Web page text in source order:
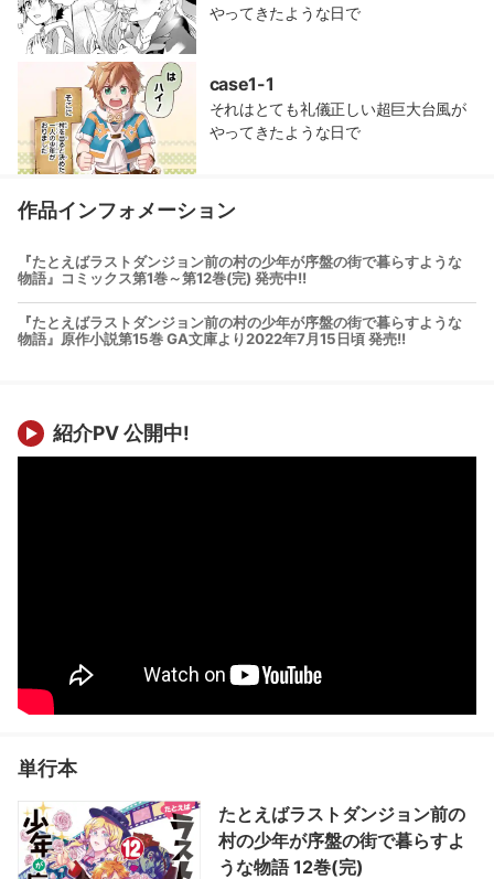
やってきたような日で
case1-1
それはとても礼儀正しい超巨大台風が
やってきたような日で
作品インフォメーション
『たとえばラストダンジョン前の村の少年が序盤の街で暮らすような
物語』コミックス第1巻～第12巻(完) 発売中!!
『たとえばラストダンジョン前の村の少年が序盤の街で暮らすような
紹介PV 公開中!
単行本
たとえばラストダンジョン前の
村の少年が序盤の街で暮らすよ
うな物語 12巻(完)